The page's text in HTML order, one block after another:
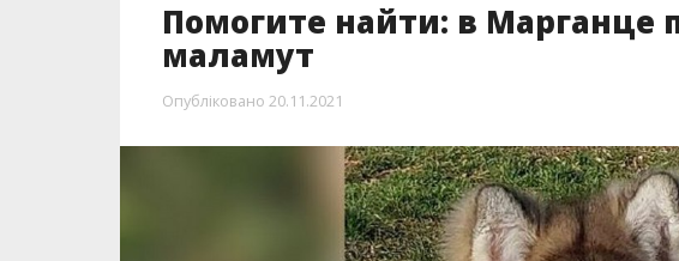
Помогите найти: в Марганце
маламут
Опубліковано 20.11.2021